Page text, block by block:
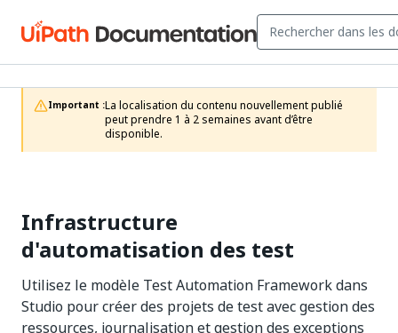
Important :La localisation du contenu nouvellement publié
peut prendre 1 à 2 semaines avant d’être
disponible.
Infrastructure
d'automatisation des test
Utilisez le modèle Test Automation Framework dans
Studio pour créer des projets de test avec gestion des
ressources, journalisation et gestion des exceptions